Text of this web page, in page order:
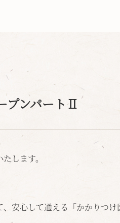
プンパートⅡ
します。
安心して通える「かかりつけ